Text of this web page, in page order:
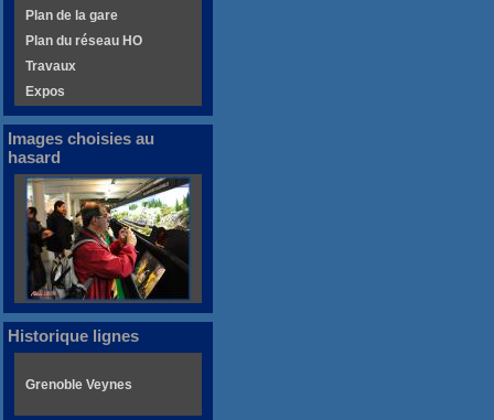
Plan de la gare
Plan du réseau HO
Travaux
Expos
Images choisies au
hasard
Historique lignes
Grenoble Veynes